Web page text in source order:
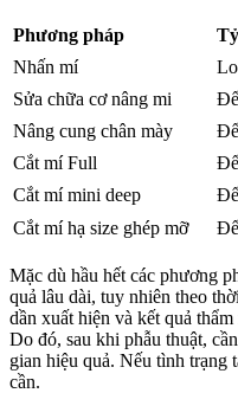
Phương pháp
Nhấn mí
Sửa chữa cơ nâng mi
Nâng cung chân mày
Cắt mí Full
Cắt mí mini deep
Cắt mí hạ size ghép mỡ
Mặc dù hầu hết các phương
quả lâu dài, tuy nhiên theo
dần xuất hiện và kết quả
Do đó, sau khi phẫu thuật,
gian hiệu quả. Nếu tình trạng
cần.